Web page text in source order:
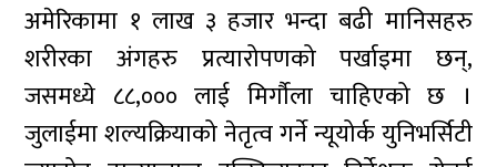
अमेरिकामा १ लाख ३ हजार भन्दा बढी मानिसहरु
शरीरका अंगहरु प्रत्यारोपणको पर्खाइमा छन्,
जसमध्ये ८८,००० लाई मिर्गौला चाहिएको छ ।
जुलाईमा शल्यक्रियाको नेतृत्व गर्ने न्यूयोर्क युनिभर्सिटी